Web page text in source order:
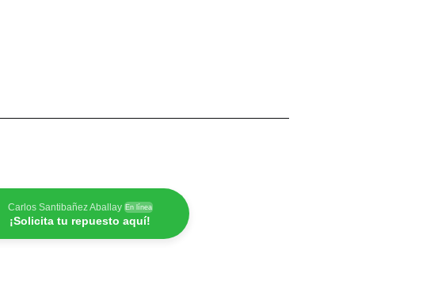
Carlos Santibañez Aballay En línea
¡Solicita tu repuesto aquí!